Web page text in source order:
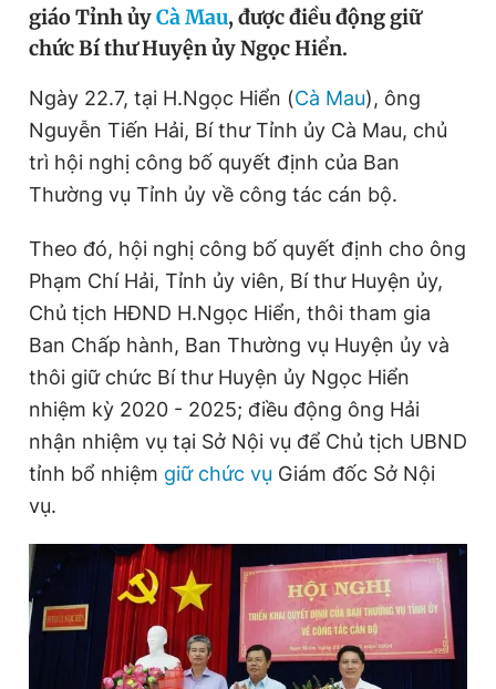
Video Magazine
Sản phẩm khác
Tiện ích Bạn cần biết
Đọc Thanh Niên trên điện thoại
Hotline
0906 645 777
Liên hệ quảng cáo
0908 780 404
Quảng cáo RSS Tòa soạn
giáo Tỉnh ủyCà Mau, được điều động giữ
chức Bí thư Huyện ủy Ngọc Hiển.
Ngày 22.7, tại H.Ngọc Hiển (Cà Mau), ông
Nguyễn Tiến Hải, Bí thư Tỉnh ủy Cà Mau, chủ
trì hội nghị công bố quyết định của Ban
Thường vụ Tỉnh ủy về công tác cán bộ.
Theo đó, hội nghị công bố quyết định cho ông
Phạm Chí Hải, Tỉnh ủy viên, Bí thư Huyện ủy,
Chủ tịch HĐND H.Ngọc Hiển, thôi tham gia
Ban Chấp hành, Ban Thường vụ Huyện ủy và
thôi giữ chức Bí thư Huyện ủy Ngọc Hiển
nhiệm kỳ 2020 - 2025; điều động ông Hải
nhận nhiệm vụ tại Sở Nội vụ để Chủ tịch UBND
tỉnh bổ nhiệm giữ chức vụ Giám đốc Sở Nội
vụ.